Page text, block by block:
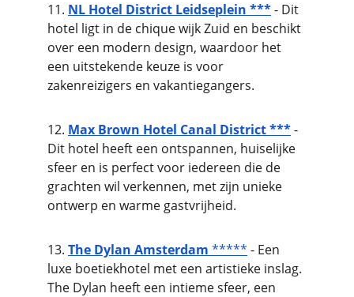
11. NL Hotel District Leidseplein *** - Dit
hotel ligt in de chique wijk Zuid en beschikt
over een modern design, waardoor het
een uitstekende keuze is voor
zakenreizigers en vakantiegangers.
12. Max Brown Hotel Canal District *** -
Dit hotel heeft een ontspannen, huiselijke
sfeer en is perfect voor iedereen die de
grachten wil verkennen, met zijn unieke
ontwerp en warme gastvrijheid.
13. The Dylan Amsterdam ***** - Een
luxe boetiekhotel met een artistieke inslag.
The Dylan heeft een intieme sfeer, een